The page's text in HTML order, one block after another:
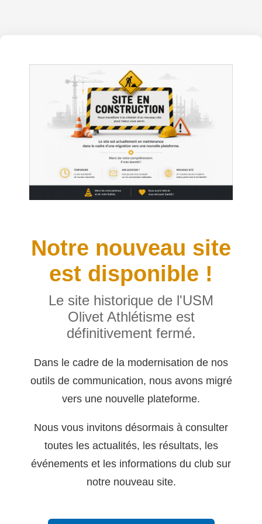
Notre nouveau site
est disponible !
Le site historique de l'USM
Olivet Athlétisme est
définitivement fermé.
Dans le cadre de la modernisation de nos
outils de communication, nous avons migré
vers une nouvelle plateforme.
Nous vous invitons désormais à consulter
toutes les actualités, les résultats, les
événements et les informations du club sur
notre nouveau site.